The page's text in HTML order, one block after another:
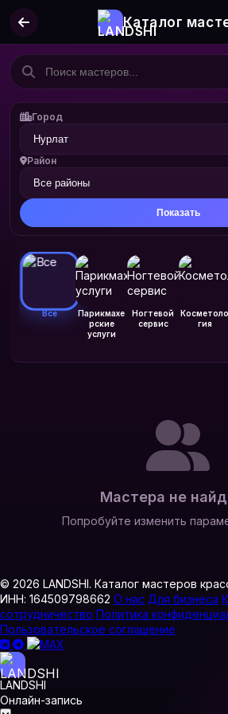
Каталог
Город
Район
Показать
Все
Парикмахе
рские
услуги
Ногтевой
сервис
Косметоло
гия
Мастера не
Попробуйте изменить
© 2026 LANDSHI. Каталог мастеров
ИНН: 164509798662 О нас Для бизнеса
сотрудничество Политика
Пользовательское соглашение
LANDSHI
Онлайн-запись